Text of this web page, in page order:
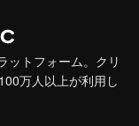
ットフォーム。クリ
万人以上が利用し